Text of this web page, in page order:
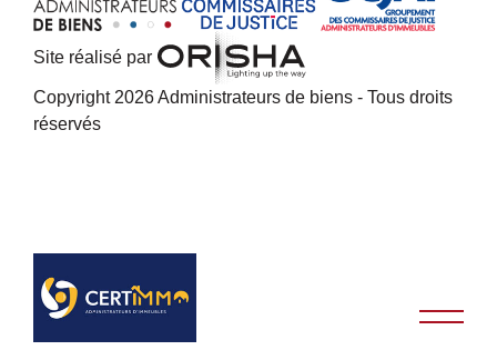
Site réalisé par
Copyright 2026 Administrateurs de biens - Tous droits
réservés